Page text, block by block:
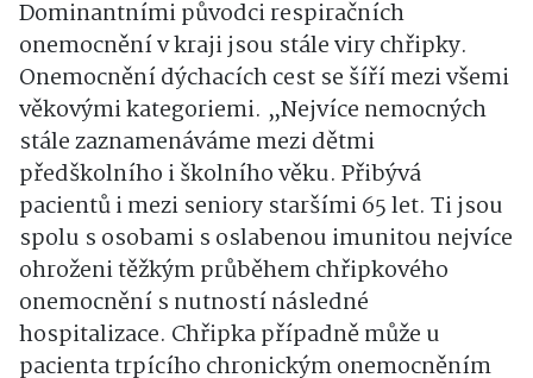
Dominantními původci respiračních
onemocnění v kraji jsou stále viry chřipky.
Onemocnění dýchacích cest se šíří mezi všemi
věkovými kategoriemi. „Nejvíce nemocných
stále zaznamenáváme mezi dětmi
předškolního i školního věku. Přibývá
pacientů i mezi seniory staršími 65 let. Ti jsou
spolu s osobami s oslabenou imunitou nejvíce
ohroženi těžkým průběhem chřipkového
onemocnění s nutností následné
hospitalizace. Chřipka případně může u
pacienta trpícího chronickým onemocněním